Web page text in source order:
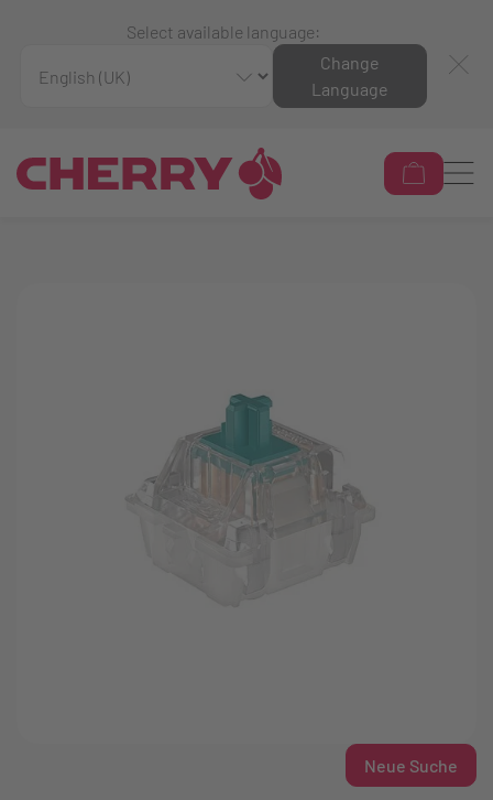
Select available language:
Change
Language
Neue Suche